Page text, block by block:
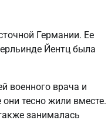
Германии. Ее
Йентц была
военного врача и
тесно жили вместе.
занималась